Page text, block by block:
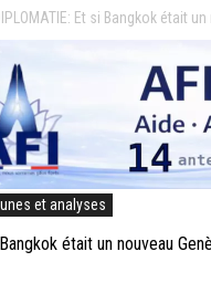
Et si Bangkok était
et analyses
était un nouveau